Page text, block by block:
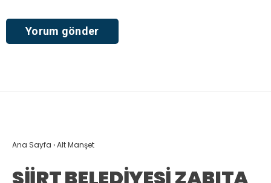
Ana Sayfa ›Alt Manşet